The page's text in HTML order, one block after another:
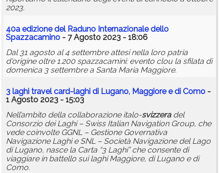
2023.
40a edizione del Raduno Internazionaledello
Spazzacamino - 7 Agosto 2023 - 18:06
Dal 31 agosto al 4 settembre attesi nella loro patria
d'origine oltre 1.200 spazzacamini: evento clou la sfilata di
domenica 3 settembre a Santa Maria Maggiore.
3 laghi travel card-laghi di Lugano, Maggiore e di Como -
1 Agosto 2023 - 15:03
Nell’ambito della collaborazione italo-svizzeradel
Consorzio dei Laghi – Swiss Italian Navigation Group, che
vede coinvolte GGNL – Gestione Governativa
Navigazione Laghi e SNL – Società Navigazione del Lago
di Lugano, nasce la Carta “3 Laghi” che consente di
viaggiare in battello sui laghi Maggiore, di Lugano e di
Como.